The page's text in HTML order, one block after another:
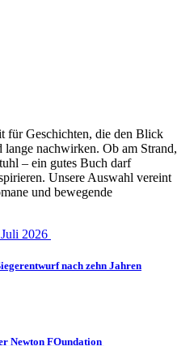
für Geschichten, die den Blick
nachwirken. Ob am Strand,
– ein gutes Buch darf
Unsere Auswahl vereint
und bewegende
2026
nach zehn Jahren
Newton FOundation